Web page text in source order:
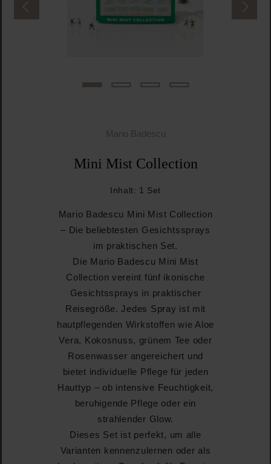
Mario Badescu
Mini Mist Collection
Inhalt: 1 Set
Mario Badescu Mini Mist Collection
– Die beliebtesten Gesichtssprays
im praktischen Set.
Die Mario Badescu Mini Mist
Collection vereint fünf ikonische
Gesichtssprays in praktischer
Reisegröße. Jedes Spray ist mit
hautpflegenden Wirkstoffen wie Aloe
Vera, Kokosnuss, grünem Tee oder
Rosenwasser angereichert und
bietet individuelle Pflege für jeden
Hauttyp – ob intensive Feuchtigkeit,
beruhigende Pflege oder ein
strahlender Glow.
Dieses Set ist perfekt, um alle
Varianten kennenzulernen oder als